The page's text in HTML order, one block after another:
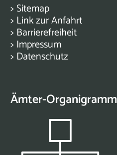
> Sitemap
> Link zur Anfahrt
> Barrierefreiheit
> Impressum
> Datenschutz
Ämter-Organigramm